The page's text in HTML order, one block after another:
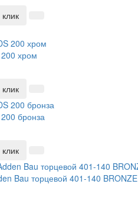
хром
бронза
Bau торцевой 401-140 BRONZE